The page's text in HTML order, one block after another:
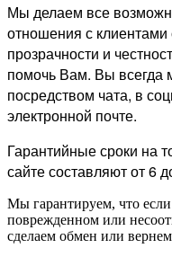
Мы делаем все
отношения с
прозрачности и
помочь Вам. Вы всегда
посредством чата, в
электронной почте.
Гарантийные сроки на
сайте составляют от 6
Мы гарантируем, что
поврежденном или
сделаем обмен или